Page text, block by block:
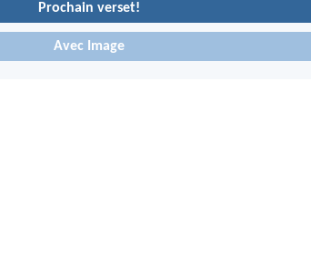
Prochain verset!
Avec Image